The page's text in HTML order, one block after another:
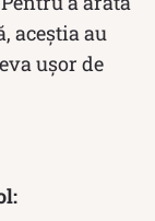
aceștia au
ușor de